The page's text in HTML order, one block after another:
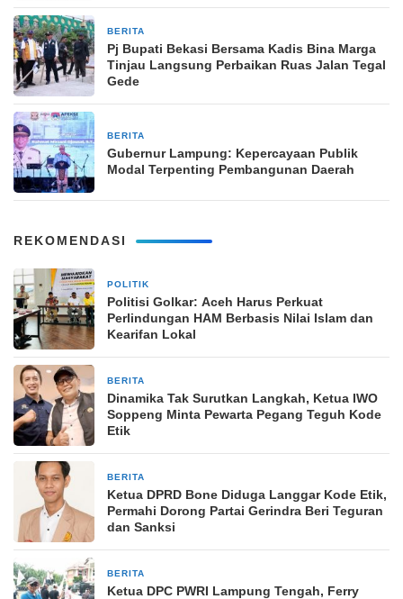
BERITA
Pj Bupati Bekasi Bersama Kadis Bina Marga
Tinjau Langsung Perbaikan Ruas Jalan Tegal
Gede
BERITA
Gubernur Lampung: Kepercayaan Publik
Modal Terpenting Pembangunan Daerah
REKOMENDASI
POLITIK
Politisi Golkar: Aceh Harus Perkuat
Perlindungan HAM Berbasis Nilai Islam dan
Kearifan Lokal
BERITA
Dinamika Tak Surutkan Langkah, Ketua IWO
Soppeng Minta Pewarta Pegang Teguh Kode
Etik
BERITA
Ketua DPRD Bone Diduga Langgar Kode Etik,
Permahi Dorong Partai Gerindra Beri Teguran
dan Sanksi
BERITA
Ketua DPC PWRI Lampung Tengah, Ferry